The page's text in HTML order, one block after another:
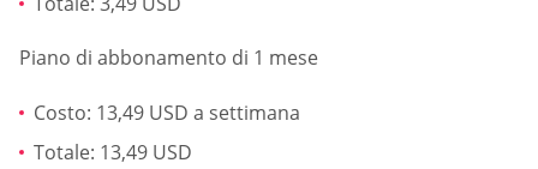
Piano di abbonamento di 1 mese
Costo: 13,49 USD a settimana
Totale: 13,49 USD